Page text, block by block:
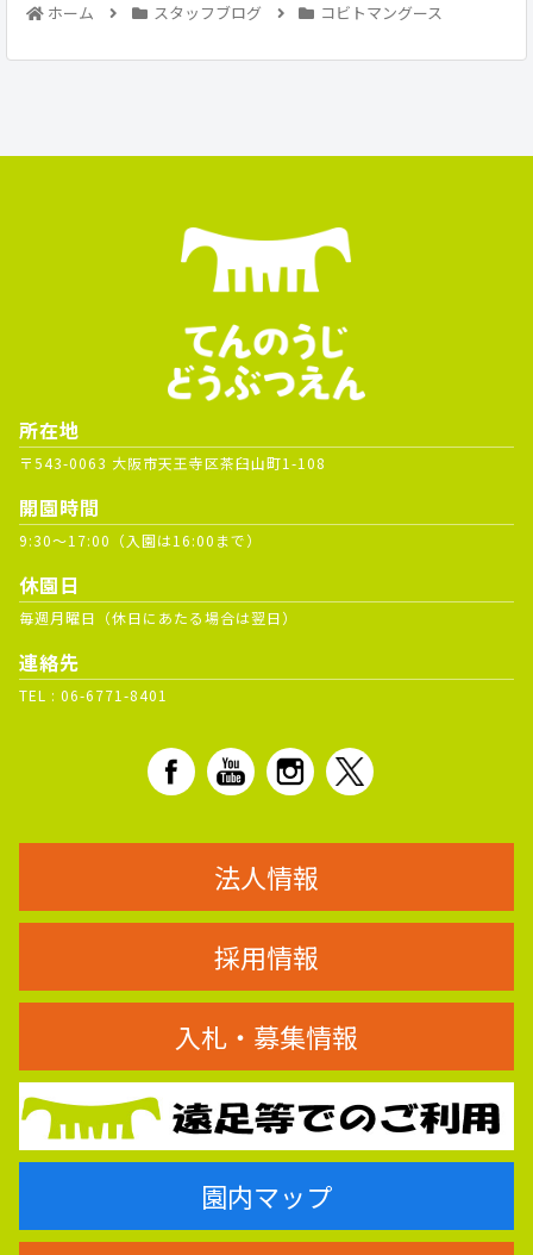
ホーム スタッフブログ コビトマングース
所在地
〒543-0063 大阪市天王寺区茶臼山町1-108
開園時間
9:30～17:00（入園は16:00まで）
休園日
毎週月曜日（休日にあたる場合は翌日）
連絡先
TEL : 06-6771-8401
法人情報
採用情報
入札・募集情報
園内マップ